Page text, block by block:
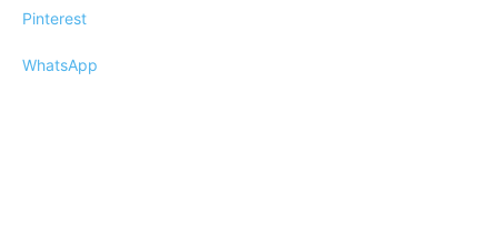
Pinterest
WhatsApp